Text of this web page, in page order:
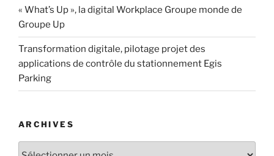
« What’s Up », la digital Workplace Groupe monde de
Groupe Up
Transformation digitale, pilotage projet des
applications de contrôle du stationnement Egis
Parking
ARCHIVES